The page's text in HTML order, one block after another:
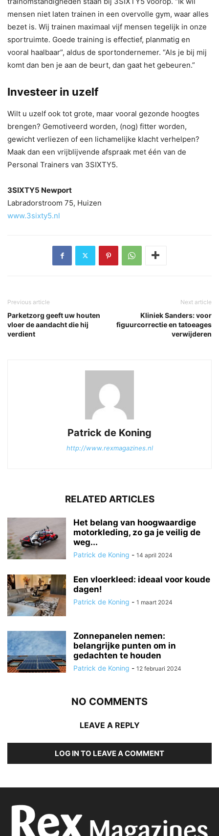
mensen niet laten trainen in een overvolle gym, waar alles
bezet is. Wij trainen maximaal vijf mensen tegelijk in onze
sportruimte. Goede training is effectief, planmatig en
vooral haalbaar”, aldus de sportondernemer. “Als je bij mij
komt dan ben je aan de beurt, dan gaat het gebeuren.”
Investeer in uzelf
Wilt u uzelf ook tot grote, maar vooral gezonde hoogtes
brengen? Gemotiveerd worden, (nog) fitter worden,
gewicht verliezen of een lichamelijke klacht verhelpen?
Maak dan een vrijblijvende afspraak met één van de
Personal Trainers van 3SIXTY5.
3SIXTY5 Newport
Labradorstroom 75, Huizen
www.3sixty5.nl
Previous article
Parketzorg geeft uw houten
vloer de aandacht die hij
verdient
Next article
Kliniek Sanders: voor
figuurcorrectie en tatoeages
verwijderen
Patrick de Koning
http://www.rexmagazines.nl
RELATED ARTICLES
Het belang van hoogwaardige
motorkleding, zo ga je veilig de
weg...
Patrick de Koning - 14 april 2024
Een vloerkleed: ideaal voor koude
dagen!
Patrick de Koning - 1 maart 2024
Zonnepanelen nemen:
belangrijke punten om in
gedachten te houden
Patrick de Koning - 12 februari 2024
NO COMMENTS
LEAVE A REPLY
LOG IN TO LEAVE A COMMENT